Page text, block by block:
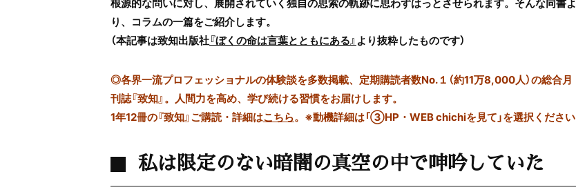
り、コラムの一篇をご紹介します。
（本記事は致知出版社『ぼくの命は言葉とともにある』 より抜粋したものです）
◎各界一流プロフェッショナルの体験談を多数掲載、定期購読者数No.１（約11万8,000人）の総合月
刊誌『致知』。人間力を高め、学び続ける習慣をお届けします。
1年12冊の『致知』ご購読・詳細はこちら。 ※動機詳細は「③HP・WEB chichiを見て」を選択ください
私は限定のない暗闇の真空の中で呻吟していた